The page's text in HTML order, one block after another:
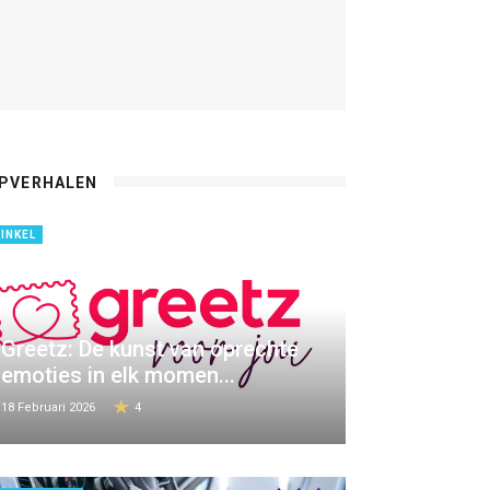
Greetz: De kunst van oprechte
emoties in elk momen...
18 Februari 2026 4